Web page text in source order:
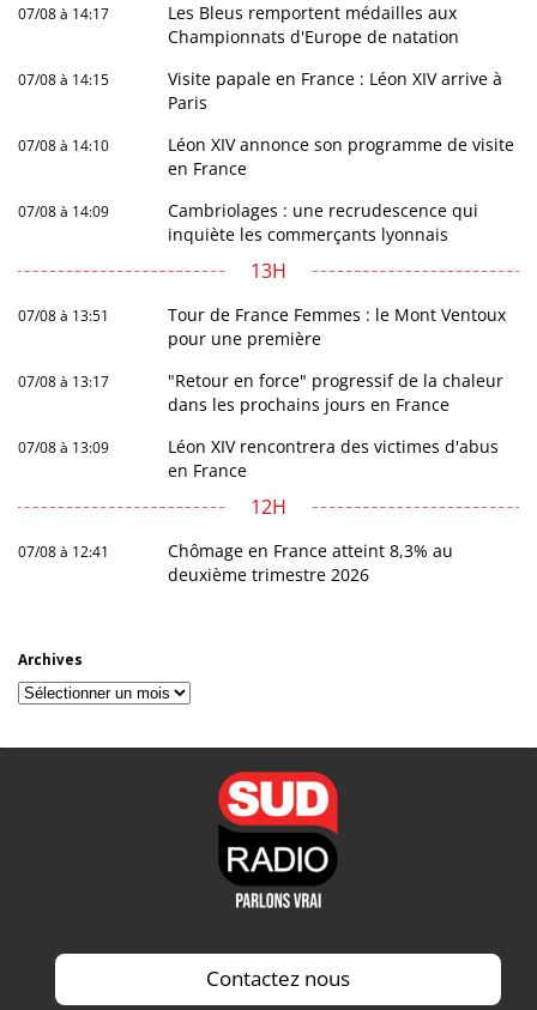
07/08 à 14:17
Les Bleus remportent médailles aux
Championnats d'Europe de natation
07/08 à 14:15
Visite papale en France : Léon XIV arrive à
Paris
07/08 à 14:10
Léon XIV annonce son programme de visite
en France
07/08 à 14:09
Cambriolages : une recrudescence qui
inquiète les commerçants lyonnais
13H
07/08 à 13:51
Tour de France Femmes : le Mont Ventoux
pour une première
07/08 à 13:17
"Retour en force" progressif de la chaleur
dans les prochains jours en France
07/08 à 13:09
Léon XIV rencontrera des victimes d'abus
en France
12H
07/08 à 12:41
Chômage en France atteint 8,3% au
deuxième trimestre 2026
Archives
Archives
Contactez nous